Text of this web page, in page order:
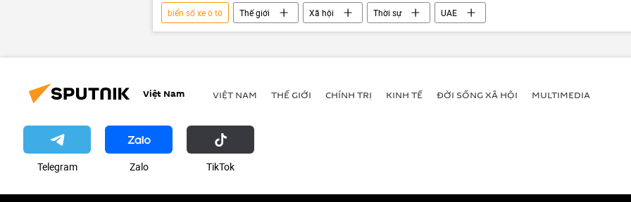
biển số xe ô tô Thế giới Xã hội Thời sự UAE
Việt Nam VIỆT NAM THẾ GIỚI CHÍNH TRỊ KINH TẾ ĐỜI SỐNG XÃ HỘI MULTIMEDIA
Telegram Zalo ТikТоk